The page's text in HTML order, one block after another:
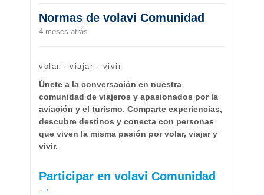
Normas de volavi Comunidad
4 meses atrás
volar · viajar · vivir
Únete a la conversación en nuestra
comunidad de viajeros y apasionados por la
aviación y el turismo. Comparte experiencias,
descubre destinos y conecta con personas
que viven la misma pasión por volar, viajar y
vivir.
Participar en volavi Comunidad
→